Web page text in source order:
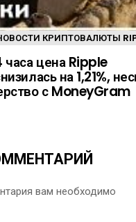
КРИПТОВАЛЮТЫ
цена Ripple
на 1,21%,
с MoneyGram
вам необходимо